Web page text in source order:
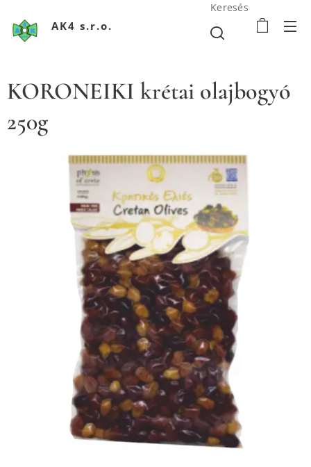
AK4 s.r.o.
Keresés
KORONEIKI krétai olajbogyó
250g